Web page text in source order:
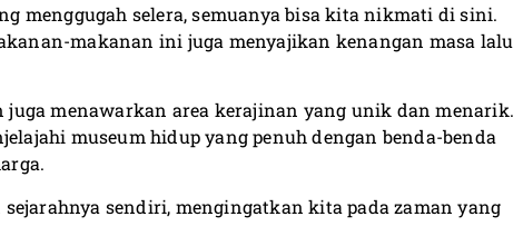
menggugah selera, semuanya bisa kita nikmati di sini.
makanan ini juga menyajikan kenangan masa lalu
juga menawarkan area kerajinan yang unik dan menarik.
museum hidup yang penuh dengan benda-benda
sendiri, mengingatkan kita pada zaman yang